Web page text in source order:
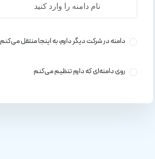
دامنه در شرکت دیگر دارم، به اینجا منتقل می‌کنم
روی دامنه‌ای که دارم تنظیم می‌کنم